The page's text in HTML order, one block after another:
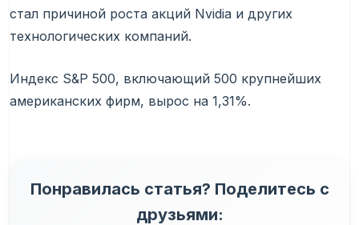
стал причиной роста акций Nvidia и других
технологических компаний.
Индекс S&P 500, включающий 500 крупнейших
американских фирм, вырос на 1,31%.
Понравилась статья? Поделитесь с
друзьями: